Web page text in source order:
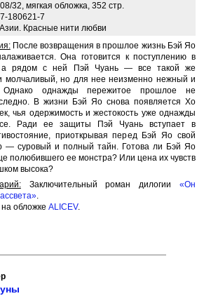
32, мягкая обложка, 352 стр.
180621-7
Красные нити любви
После возвращения в прошлое жизнь Бэй Яо
Она готовится к поступлению в
а рядом с ней Пэй Чуань — все такой же
молчаливый, но для нее неизменно нежный и
Однако однажды пережитое прошлое не
В жизни Бэй Яо снова появляется Хо
чья одержимость и жестокость уже однажды
Ради ее защиты Пэй Чуань вступает в
приоткрывая перед Бэй Яо свой
— суровый и полный тайн. Готова ли Бэй Яо
полюбившего ее монстра? Или цена их чувств
высока?
Заключительный роман дилогии «Он
.
обложке ALICEV.